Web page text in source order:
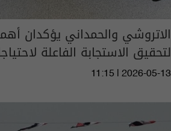
الاتروشي والحمداني يؤكدان
لتحقيق الاستجابة الفاعلة
11:15 | 2026-05-13